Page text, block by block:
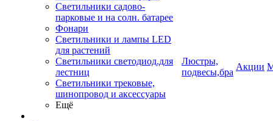
Светильники садово-
парковые и на солн. батарее
Фонари
Светильники и лампы LED
для растений
Светильники светодиод.для
лестниц
Светильники трековые,
шинопровод и аксессуары
Ещё
Люстры,
подвесы,бра
Акции